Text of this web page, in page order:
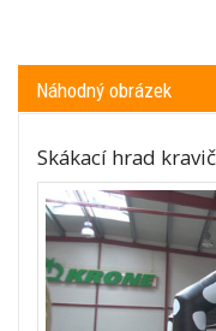
Náhodný obrázek
Skákací hrad